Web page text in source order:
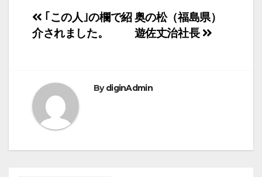
投
稿
ビ
ゲ
奥の松（福島県）
遊佐丈治社長
｢この人｣の欄で紹
介されました。
BydiginAdmin